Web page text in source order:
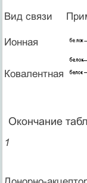
Вид связи
Ионная
Ковалентная
Окончание
1